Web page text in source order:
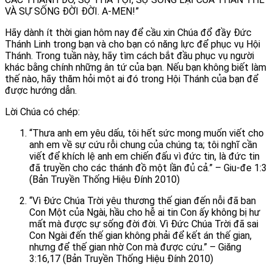
VÀ SỰ SỐNG ĐỜI ĐỜI. A-MEN!”
Hãy dành ít thời gian hôm nay để cầu xin Chúa đổ đầy Đức
Thánh Linh trong bạn và cho bạn có năng lực để phục vụ Hội
Thánh. Trong tuần này, hãy tìm cách bắt đầu phục vụ người
khác bằng chính những ân tứ của bạn. Nếu bạn không biết làm
thế nào, hãy thăm hỏi một ai đó trong Hội Thánh của bạn để
được hướng dẫn.
Lời Chúa có chép:
“Thưa anh em yêu dấu, tôi hết sức mong muốn viết cho
anh em về sự cứu rỗi chung của chúng ta; tôi nghĩ cần
viết để khích lệ anh em chiến đấu vì đức tin, là đức tin
đã truyền cho các thánh đồ một lần đủ cả.” – Giu-đe 1:3
(Bản Truyền Thống Hiệu Đính 2010)
“Vì Đức Chúa Trời yêu thương thế gian đến nỗi đã ban
Con Một của Ngài, hầu cho hễ ai tin Con ấy không bị hư
mất mà được sự sống đời đời. Vì Đức Chúa Trời đã sai
Con Ngài đến thế gian không phải để kết án thế gian,
nhưng để thế gian nhờ Con mà được cứu.” – Giăng
3:16,17 (Bản Truyền Thống Hiệu Đính 2010)